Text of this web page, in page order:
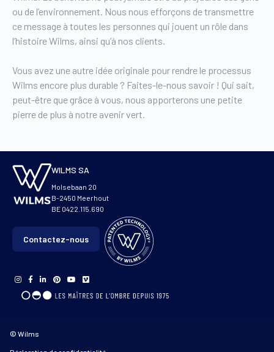
ou de l’environnement. Nous nous efforçons de transmettre
ce message à toutes les personnes qui jouent un rôle dans
l’histoire Wilms, ainsi qu’à nos clients.
Vous avez une autre idée originale pour rendre le processus
Wilms encore plus durable ? Faites-le-nous savoir ! Qui sait,
peut-être que grâce à vous, nous apporterons une petite
pierre de plus à notre avenir vert.
WILMS SA
Molsebaan 20
B-2450 Meerhout
BE 0422.115.690
Contactez-nous
© Wilms